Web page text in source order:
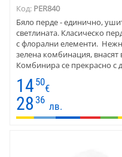
Код: PER840
Бяло перде - единично,
светлината. Класическо
с флорални елементи.
зелена комбинация, внасят
Комбинира се прекрасно с
оранжево, с подобни
за окачване. Предлагат се и
14 50
€
28 36
лв.